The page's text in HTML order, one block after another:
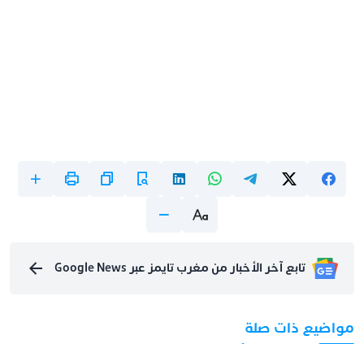
تابع آخر الأخبار من مغرب تايمز عبر Google News
مواضيع ذات صلة